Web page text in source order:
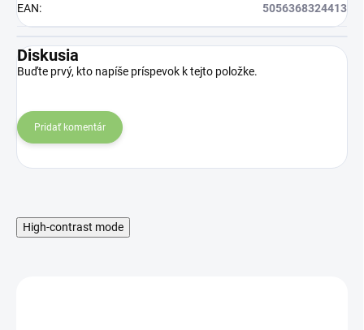
EAN: 5056368324413
Diskusia
Buďte prvý, kto napíše príspevok k tejto položke.
Pridať komentár
High-contrast mode